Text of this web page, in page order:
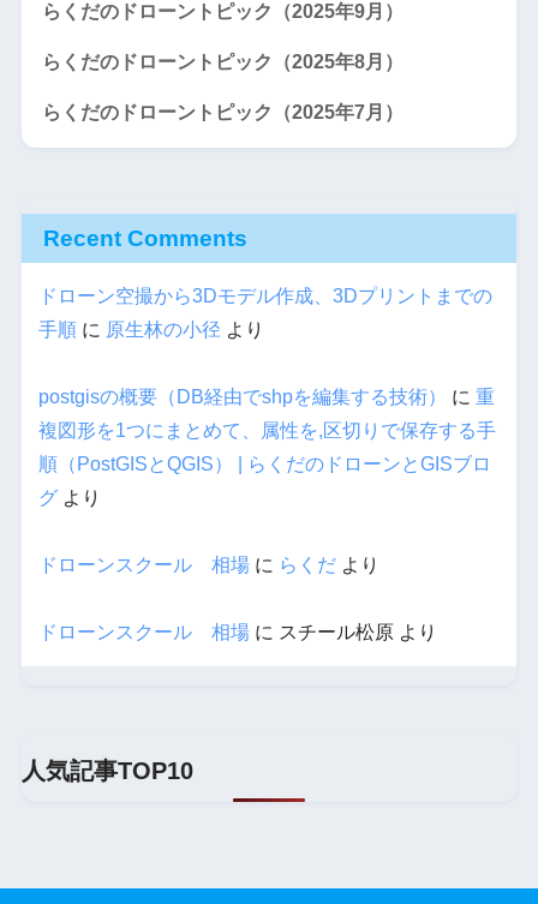
らくだのドローントピック（2025年9月）
らくだのドローントピック（2025年8月）
らくだのドローントピック（2025年7月）
Recent Comments
ドローン空撮から3Dモデル作成、3Dプリントまでの
手順に 原生林の小径 より
postgisの概要（DB経由でshpを編集する技術） に 重
複図形を1つにまとめて、属性を,区切りで保存する手
順（PostGISとQGIS） | らくだのドローンとGISブロ
グより
ドローンスクール 相場に らくだより
ドローンスクール 相場に スチール松原より
人気記事TOP10